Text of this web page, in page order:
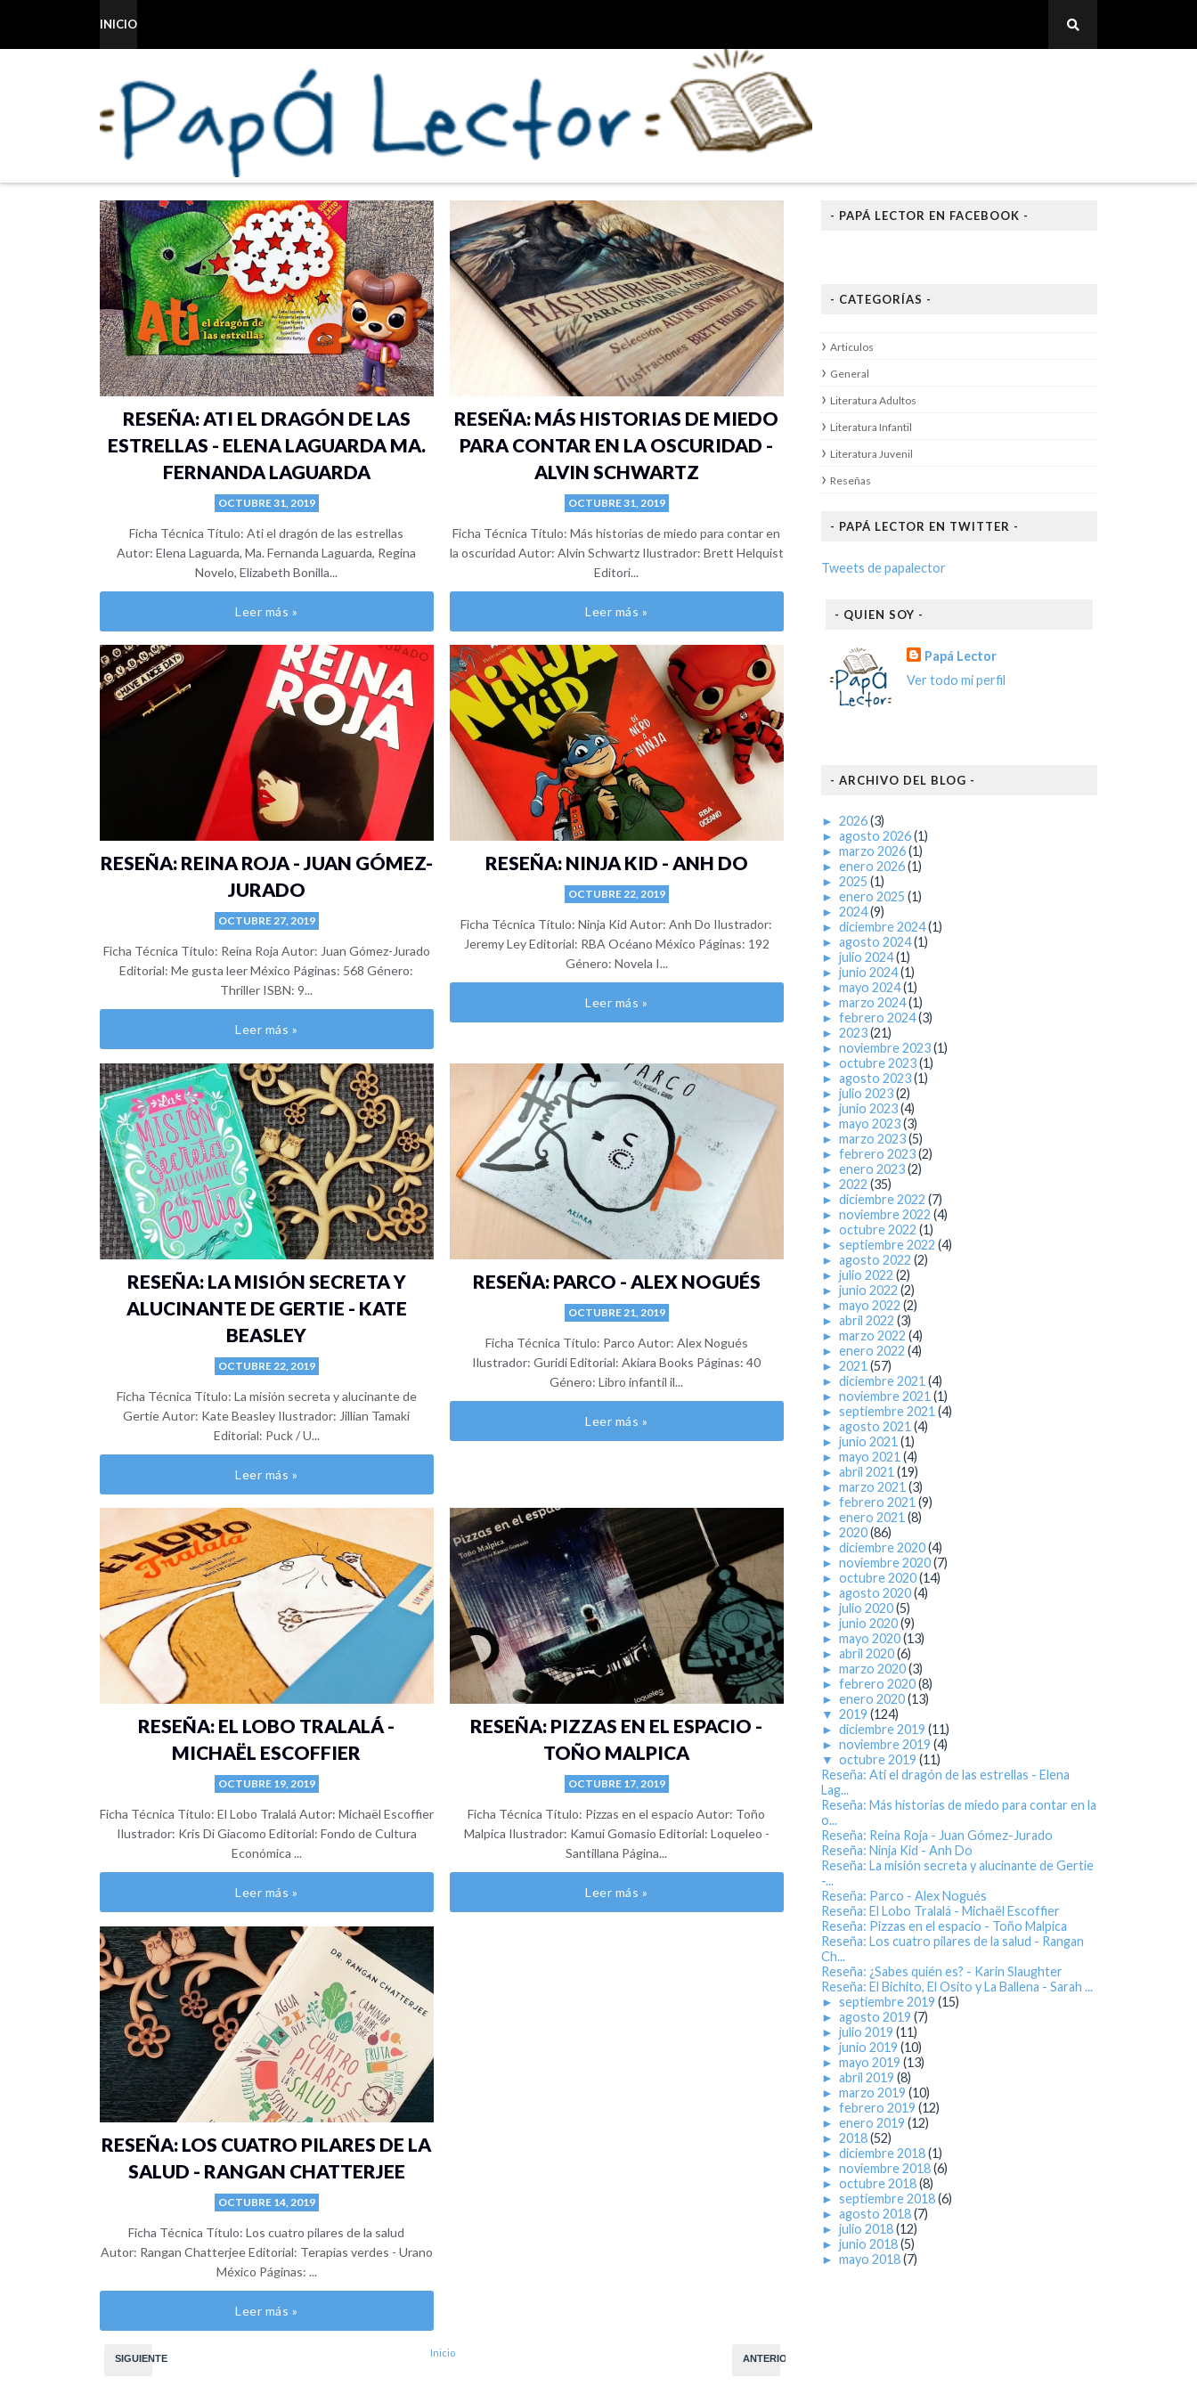
INICIO
RESEÑA: ATI EL DRAGÓN DE LAS
ESTRELLAS - ELENA LAGUARDA MA.
FERNANDA LAGUARDA
OCTUBRE 31, 2019
Ficha Técnica Título: Ati el dragón de las estrellas
Autor: Elena Laguarda, Ma. Fernanda Laguarda, Regina
Novelo, Elizabeth Bonilla...
Leer más »
RESEÑA: MÁS HISTORIAS DE MIEDO
PARA CONTAR EN LA OSCURIDAD -
ALVIN SCHWARTZ
OCTUBRE 31, 2019
Ficha Técnica Título: Más historias de miedo para contar en
la oscuridad Autor: Alvin Schwartz Ilustrador: Brett Helquist
Editori...
Leer más »
RESEÑA: REINA ROJA - JUAN GÓMEZ-
JURADO
OCTUBRE 27, 2019
Ficha Técnica Título: Reina Roja Autor: Juan Gómez-Jurado
Editorial: Me gusta leer México Páginas: 568 Género:
Thriller ISBN: 9...
Leer más »
RESEÑA: NINJA KID - ANH DO
OCTUBRE 22, 2019
Ficha Técnica Título: Ninja Kid Autor: Anh Do Ilustrador:
Jeremy Ley Editorial: RBA Océano México Páginas: 192
Género: Novela I...
Leer más »
RESEÑA: LA MISIÓN SECRETA Y
ALUCINANTE DE GERTIE - KATE
BEASLEY
OCTUBRE 22, 2019
Ficha Técnica Título: La misión secreta y alucinante de
Gertie Autor: Kate Beasley Ilustrador: Jillian Tamaki
Editorial: Puck / U...
Leer más »
RESEÑA: PARCO - ALEX NOGUÉS
OCTUBRE 21, 2019
Ficha Técnica Título: Parco Autor: Alex Nogués
Ilustrador: Guridi Editorial: Akiara Books Páginas: 40
Género: Libro infantil il...
Leer más »
RESEÑA: EL LOBO TRALALÁ -
MICHAËL ESCOFFIER
OCTUBRE 19, 2019
Ficha Técnica Título: El Lobo Tralalá Autor: Michaël Escoffier
Ilustrador: Kris Di Giacomo Editorial: Fondo de Cultura
Económica ...
Leer más »
RESEÑA: PIZZAS EN EL ESPACIO -
TOÑO MALPICA
OCTUBRE 17, 2019
Ficha Técnica Título: Pizzas en el espacio Autor: Toño
Malpica Ilustrador: Kamui Gomasio Editorial: Loqueleo -
Santillana Página...
Leer más »
RESEÑA: LOS CUATRO PILARES DE LA
SALUD - RANGAN CHATTERJEE
OCTUBRE 14, 2019
Ficha Técnica Título: Los cuatro pilares de la salud
Autor: Rangan Chatterjee Editorial: Terapias verdes - Urano
México Páginas: ...
Leer más »
SIGUIENTE ANTERIOR
Inicio
- PAPÁ LECTOR EN FACEBOOK -
- CATEGORÍAS -
Articulos
General
Literatura Adultos
Literatura Infantil
Literatura Juvenil
Reseñas
- PAPÁ LECTOR EN TWITTER -
Tweets de papalector
- QUIEN SOY -
Papá Lector
Ver todo mi perfil
- ARCHIVO DEL BLOG -
► 2026(3)
► agosto 2026(1)
► marzo 2026(1)
► enero 2026(1)
► 2025 (1)
► enero 2025 (1)
► 2024(9)
► diciembre 2024(1)
► agosto 2024(1)
► julio 2024(1)
► junio 2024(1)
► mayo 2024(1)
► marzo 2024(1)
► febrero 2024(3)
► 2023(21)
► noviembre 2023(1)
► octubre 2023(1)
► agosto 2023(1)
► julio 2023(2)
► junio 2023(4)
► mayo 2023(3)
► marzo 2023(5)
► febrero 2023(2)
► enero 2023(2)
► 2022 (35)
► diciembre 2022 (7)
► noviembre 2022 (4)
► octubre 2022 (1)
► septiembre 2022 (4)
► agosto 2022 (2)
► julio 2022 (2)
► junio 2022 (2)
► mayo 2022 (2)
► abril 2022 (3)
► marzo 2022 (4)
► enero 2022 (4)
► 2021 (57)
► diciembre 2021 (4)
► noviembre 2021 (1)
► septiembre 2021 (4)
► agosto 2021 (4)
► junio 2021 (1)
► mayo 2021 (4)
► abril 2021 (19)
► marzo 2021 (3)
► febrero 2021 (9)
► enero 2021 (8)
► 2020(86)
► diciembre 2020(4)
► noviembre 2020(7)
► octubre 2020(14)
► agosto 2020(4)
► julio 2020(5)
► junio 2020(9)
► mayo 2020(13)
► abril 2020(6)
► marzo 2020(3)
► febrero 2020(8)
► enero 2020(13)
▼ 2019 (124)
► diciembre 2019 (11)
► noviembre 2019 (4)
▼ octubre 2019 (11)
Reseña: Ati el dragón de las estrellas - Elena
Lag...
Reseña: Más historias de miedo para contar en la
o...
Reseña: Reina Roja - Juan Gómez-Jurado
Reseña: Ninja Kid - Anh Do
Reseña: La misión secreta y alucinante de Gertie
-...
Reseña: Parco - Alex Nogués
Reseña: El Lobo Tralalá - Michaël Escoffier
Reseña: Pizzas en el espacio - Toño Malpica
Reseña: Los cuatro pilares de la salud - Rangan
Ch...
Reseña: ¿Sabes quién es? - Karin Slaughter
Reseña: El Bichito, El Osito y La Ballena - Sarah ...
► septiembre 2019 (15)
► agosto 2019 (7)
► julio 2019 (11)
► junio 2019 (10)
► mayo 2019 (13)
► abril 2019 (8)
► marzo 2019 (10)
► febrero 2019 (12)
► enero 2019 (12)
► 2018(52)
► diciembre 2018(1)
► noviembre 2018(6)
► octubre 2018(8)
► septiembre 2018(6)
► agosto 2018(7)
► julio 2018(12)
► junio 2018(5)
► mayo 2018(7)